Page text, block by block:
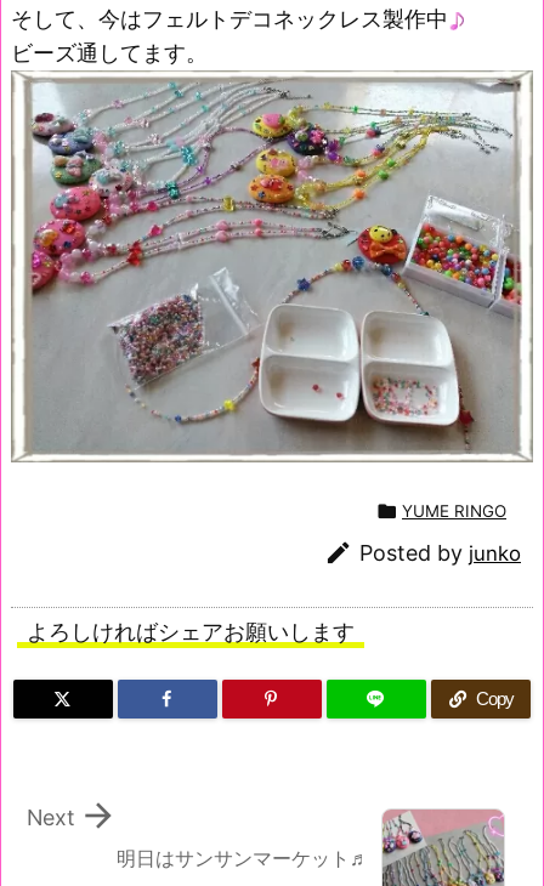
そして、今はフェルトデコネックレス製作中
ビーズ通してます。
 YUME RINGO
 Posted by junko
よろしければシェアお願いします
Copy
明日はサンサンマーケット♬

Next